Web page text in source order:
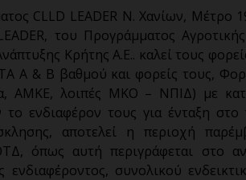
CLLD LEADER Ν. Χανίων, Μέτρο
του Προγράμματος
Κρήτης Α.Ε.. καλεί τους
Α & Β βαθμού και φορείς τους,
ΑΜΚΕ, λοιπές ΜΚΟ – ΝΠΙΔ) με
ενδιαφέρον τους για ένταξη στο
αποτελεί η περιοχή
όπως αυτή περιγράφεται στο
συνολικού